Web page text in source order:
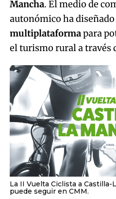
Mancha. El medio de
autonómico ha
multiplataformapara
el turismo rural a través
La II Vuelta Ciclista a Castilla-
puede seguir en CMM.